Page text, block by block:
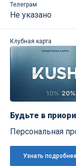
Телеграм
Не указано
Клубная карта
Будьте в
Персональная
Узнать